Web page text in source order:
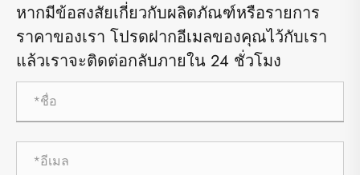
หากมีข้อสงสัยเกี่ยวกับผลิตภัณฑ์หรือรายการ
ราคาของเรา โปรดฝากอีเมลของคุณไว้กับเรา
แล้วเราจะติดต่อกลับภายใน 24 ชั่วโมง